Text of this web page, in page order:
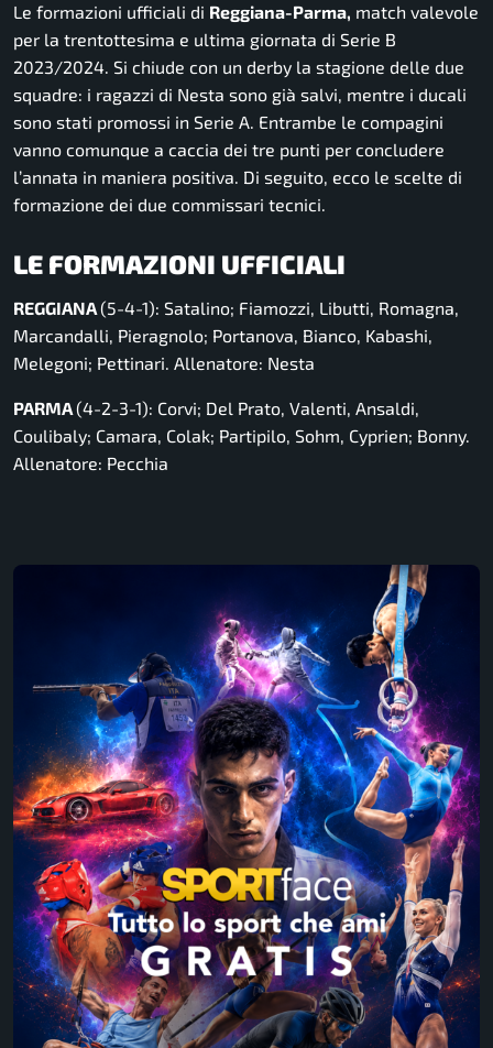
Le formazioni ufficiali di Reggiana-Parma, match valevole
per la trentottesima e ultima giornata di Serie B
2023/2024. Si chiude con un derby la stagione delle due
squadre: i ragazzi di Nesta sono già salvi, mentre i ducali
sono stati promossi in Serie A. Entrambe le compagini
vanno comunque a caccia dei tre punti per concludere
l’annata in maniera positiva. Di seguito, ecco le scelte di
formazione dei due commissari tecnici.
LE FORMAZIONI UFFICIALI
REGGIANA(5-4-1): Satalino; Fiamozzi, Libutti, Romagna,
Marcandalli, Pieragnolo; Portanova, Bianco, Kabashi,
Melegoni; Pettinari. Allenatore: Nesta
PARMA(4-2-3-1): Corvi; Del Prato, Valenti, Ansaldi,
Coulibaly; Camara, Colak; Partipilo, Sohm, Cyprien; Bonny.
Allenatore: Pecchia